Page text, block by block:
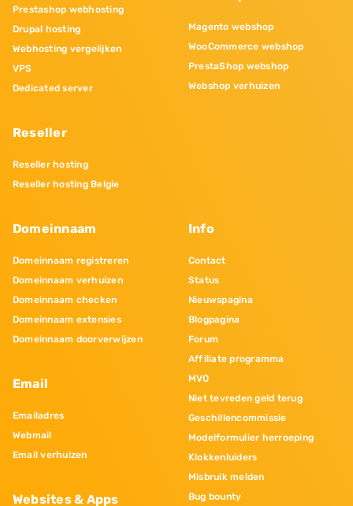
Prestashop webhosting
Drupal hosting
Webhosting vergelijken
VPS
Dedicated server
Reseller
Reseller hosting
Reseller hosting Belgie
Magento webshop
WooCommerce webshop
PrestaShop webshop
Webshop verhuizen
Domeinnaam
Domeinnaam registreren
Domeinnaam verhuizen
Domeinnaam checken
Domeinnaam extensies
Domeinnaam doorverwijzen
Email
Emailadres
Webmail
Email verhuizen
Websites & Apps
Info
Contact
Status
Nieuwspagina
Blogpagina
Forum
Affiliate programma
MVO
Niet tevreden geld terug
Geschillencommissie
Modelformulier herroeping
Klokkenluiders
Misbruik melden
Bug bounty